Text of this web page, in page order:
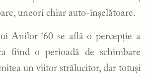
uneori chiar auto-înșelătoare.
Anilor ‘60 se află o percepție a
fiind o perioadă de schimbare
un viitor strălucitor, dar totuși